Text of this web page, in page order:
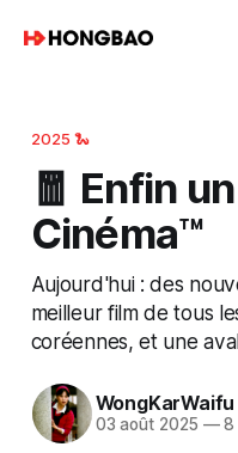
2025 🐍
🧧 Enfin
Cinéma™
Aujourd'hui : des
meilleur film de tous
coréennes, et une
WongKarWaifu
03 août 2025 —8